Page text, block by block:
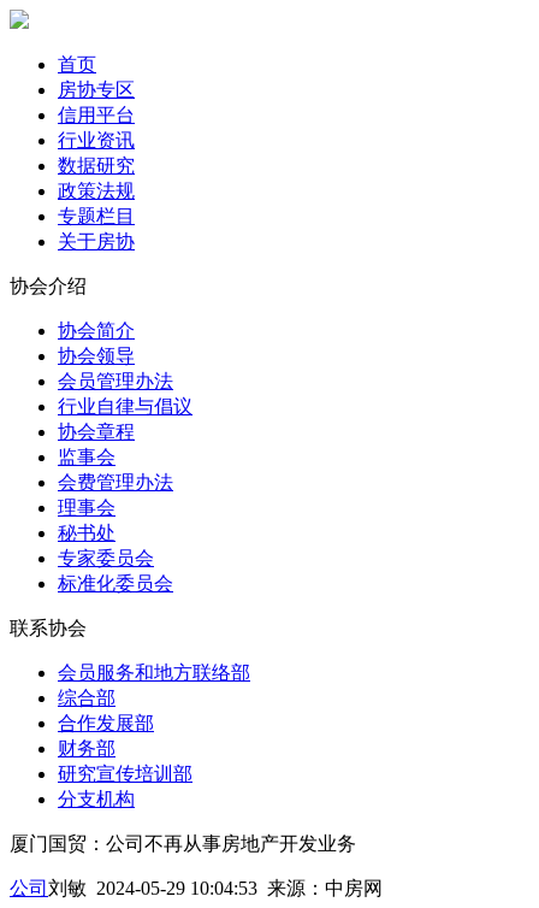
首页
房协专区
信用平台
行业资讯
数据研究
政策法规
专题栏目
关于房协
协会介绍
协会简介
协会领导
会员管理办法
行业自律与倡议
协会章程
监事会
会费管理办法
理事会
秘书处
专家委员会
标准化委员会
联系协会
会员服务和地方联络部
综合部
合作发展部
财务部
研究宣传培训部
分支机构
厦门国贸：公司不再从事房地产开发业务
公司 刘敏 2024-05-29 10:04:53 来源： 中房网